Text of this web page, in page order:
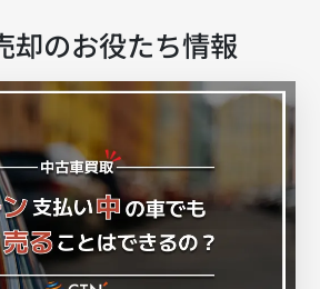
却のお役たち情報